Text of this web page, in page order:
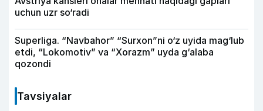
uchun uzr so‘radi
Superliga. “Navbahor” “Surxon”ni o‘z uyida mag‘lub
etdi, “Lokomotiv” va “Xorazm” uyda g‘alaba
qozondi
Tavsiyalar